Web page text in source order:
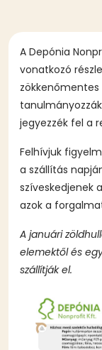
A Depónia
vonatkozó
jegyezzék fel a
Felhívjuk
a szállítás
szíveskedjenek
azok a
A januári
elemektől és
szállítják el.